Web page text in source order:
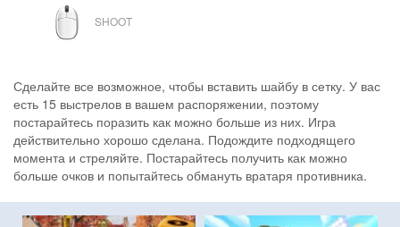
МЫШЬ
SHOOT
Сделайте все возможное, чтобы вставить шайбу в сетку. У вас
есть 15 выстрелов в вашем распоряжении, поэтому
постарайтесь поразить как можно больше из них. Игра
действительно хорошо сделана. Подождите подходящего
момента и стреляйте. Постарайтесь получить как можно
больше очков и попытайтесь обмануть вратаря противника.